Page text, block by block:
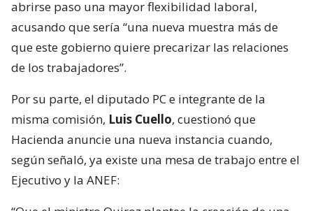
abrirse paso una mayor flexibilidad laboral,
acusando que sería “una nueva muestra más de
que este gobierno quiere precarizar las relaciones
de los trabajadores”.
Por su parte, el diputado PC e integrante de la
misma comisión, Luis Cuello, cuestionó que
Hacienda anuncie una nueva instancia cuando,
según señaló, ya existe una mesa de trabajo entre el
Ejecutivo y la ANEF: